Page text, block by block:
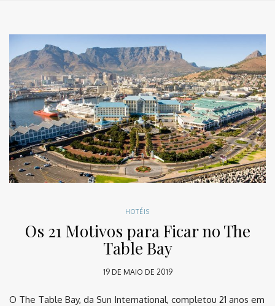
HOTÉIS
Os 21 Motivos para Ficar no The
Table Bay
19 DE MAIO DE 2019
O The Table Bay, da Sun International, completou 21 anos em